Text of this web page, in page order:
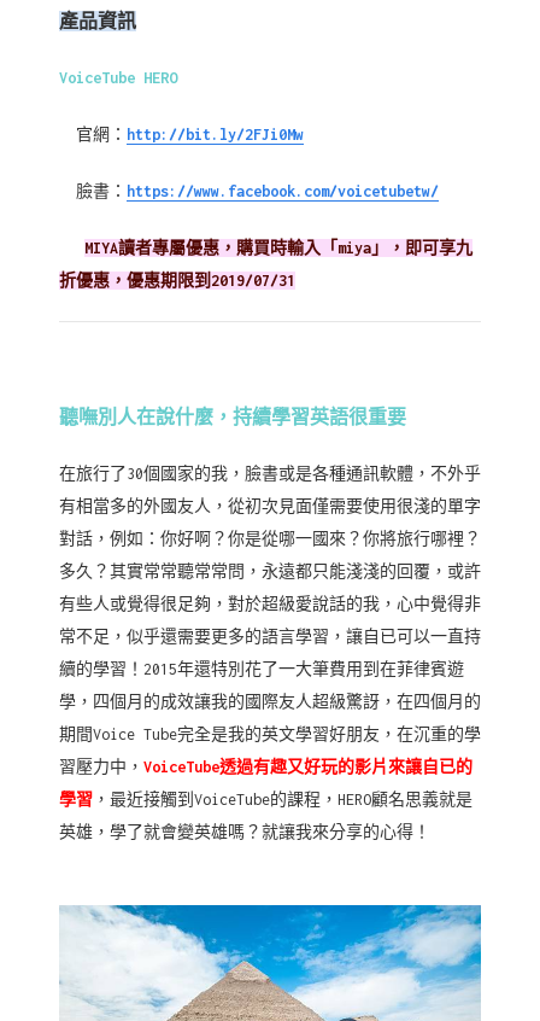
產品資訊
VoiceTube HERO
官網： http://bit.ly/2FJi0Mw
臉書： https://www.facebook.com/voicetubetw/
MIYA讀者專屬優惠， 購買時輸入「miya」，即可享九
折優惠，優惠期限到2019/07/31
聽嘸別人在說什麼，持續學習英語很重要
在旅行了30個國家的我，臉書或是各種通訊軟體，不外乎
有相當多的外國友人，從初次見面僅需要使用很淺的單字
對話，例如：你好啊？你是從哪一國來？你將旅行哪裡？
多久？其實常常聽常常問，永遠都只能淺淺的回覆，或許
有些人或覺得很足夠，對於超級愛說話的我，心中覺得非
常不足，似乎還需要更多的語言學習，讓自已可以一直持
續的學習！2015年還特別花了一大筆費用到在菲律賓遊
學，四個月的成效讓我的國際友人超級驚訝，在四個月的
期間Voice Tube完全是我的英文學習好朋友，在沉重的學
習壓力中， VoiceTube透過有趣又好玩的影片來讓自已的
學習 ，最近接觸到VoiceTube的課程，HERO顧名思義就是
英雄，學了就會變英雄嗎？就讓我來分享的心得！